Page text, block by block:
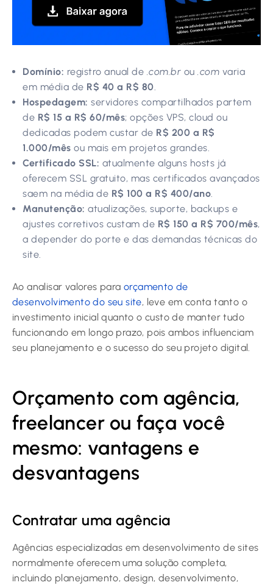
Domínio: registro anual de .com.br ou .com varia
em média de R$ 40 a R$ 80.
Hospedagem: servidores compartilhados partem
de R$ 15 a R$ 60/mês; opções VPS, cloud ou
dedicadas podem custar de R$ 200 a R$
1.000/mês ou mais em projetos grandes.
Certificado SSL: atualmente alguns hosts já
oferecem SSL gratuito, mas certificados avançados
saem na média de R$ 100 a R$ 400/ano.
Manutenção: atualizações, suporte, backups e
ajustes corretivos custam de R$ 150 a R$ 700/mês,
a depender do porte e das demandas técnicas do
site.
Ao analisar valores para orçamento de
desenvolvimento do seu site, leve em conta tanto o
investimento inicial quanto o custo de manter tudo
funcionando em longo prazo, pois ambos influenciam
seu planejamento e o sucesso do seu projeto digital.
Orçamento com agência,
freelancer ou faça você
mesmo: vantagens e
desvantagens
Contratar uma agência
Agências especializadas em desenvolvimento de sites
normalmente oferecem uma solução completa,
incluindo planejamento, design, desenvolvimento,